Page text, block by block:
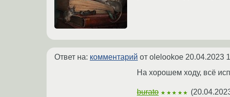
Ответ на: комментарий от olelookoe 20.04.2023
На хорошем ходу, всё
burato ★★★★★ (